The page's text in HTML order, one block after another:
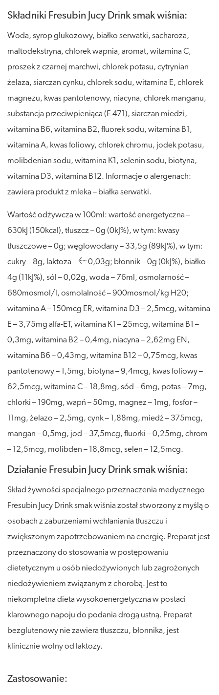
Składniki Fresubin Jucy Drink smak wiśnia:
Woda, syrop glukozowy, białko serwatki, sacharoza,
maltodekstryna, chlorek wapnia, aromat, witamina C,
proszek z czarnej marchwi, chlorek potasu, cytrynian
żelaza, siarczan cynku, chlorek sodu, witamina E, chlorek
magnezu, kwas pantotenowy, niacyna, chlorek manganu,
substancja przeciwpieniąca (E 471), siarczan miedzi,
witamina B6, witamina B2, fluorek sodu, witamina B1,
witamina A, kwas foliowy, chlorek chromu, jodek potasu,
molibdenian sodu, witamina K1, selenin sodu, biotyna,
witamina D3, witamina B12. Informacje o alergenach:
zawiera produkt z mleka – białka serwatki.
Wartość odżywcza w 100ml: wartość energetyczna –
630kJ (150kcal), tłuszcz – 0g (0kJ%), w tym: kwasy
tłuszczowe – 0g; węglowodany – 33,5g (89kJ%), w tym:
cukry – 8g, laktoza – ≤ 0,03g; błonnik – 0g (0kJ%), białko –
4g (11kJ%), sól – 0,02g, woda – 76ml, osmolarność –
680mosmol/l, osmolalność – 900mosmol/kg H20;
witamina A – 150mcg ER, witamina D3 – 2,5mcg, witamina
E – 3,75mg alfa-ET, witamina K1 – 25mcg, witamina B1 –
0,3mg, witamina B2 – 0,4mg, niacyna – 2,62mg EN,
witamina B6 – 0,43mg, witamina B12 – 0,75mcg, kwas
pantotenowy – 1,5mg, biotyna – 9,4mcg, kwas foliowy –
62,5mcg, witamina C – 18,8mg, sód – 6mg, potas – 7mg,
chlorki – 190mg, wapń – 50mg, magnez – 1mg, fosfor –
11mg, żelazo – 2,5mg, cynk – 1,88mg, miedź – 375mcg,
mangan – 0,5mg, jod – 37,5mcg, fluorki – 0,25mg, chrom
– 12,5mcg, molibden – 18,8mcg, selen – 12,5mcg.
Działanie Fresubin Jucy Drink smak wiśnia:
Skład żywności specjalnego przeznaczenia medycznego
Fresubin Jucy Drink smak wiśnia został stworzony z myślą o
osobach z zaburzeniami wchłaniania tłuszczu i
zwiększonym zapotrzebowaniem na energię. Preparat jest
przeznaczony do stosowania w postępowaniu
dietetycznym u osób niedożywionych lub zagrożonych
niedożywieniem związanym z chorobą. Jest to
niekompletna dieta wysokoenergetyczna w postaci
klarownego napoju do podania drogą ustną. Preparat
bezglutenowy nie zawiera tłuszczu, błonnika, jest
klinicznie wolny od laktozy.
Zastosowanie: